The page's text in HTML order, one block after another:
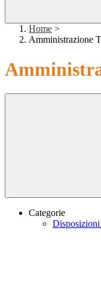
Home >
Amministrazione
Categorie
Disposizioni